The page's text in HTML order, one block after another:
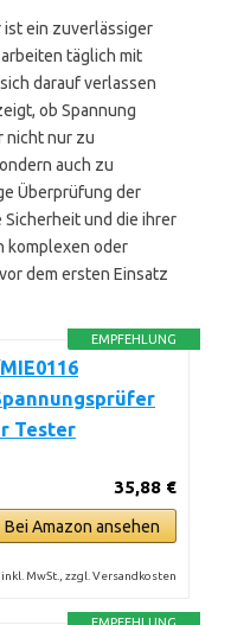
ist ein zuverlässiger
täglich mit
darauf verlassen
ob Spannung
nicht nur zu
auch zu
Überprüfung der
und die ihrer
komplexen oder
dem ersten Einsatz
EMPFEHLUNG
Tester
35,88 €
Bei Amazon ansehen
inkl. MwSt., zzgl. Versandkosten